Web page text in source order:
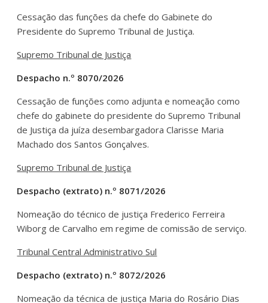
Cessação das funções da chefe do Gabinete do
Presidente do Supremo Tribunal de Justiça.
Supremo Tribunal de Justiça
Despacho n.º 8070/2026
Cessação de funções como adjunta e nomeação como
chefe do gabinete do presidente do Supremo Tribunal
de Justiça da juíza desembargadora Clarisse Maria
Machado dos Santos Gonçalves.
Supremo Tribunal de Justiça
Despacho (extrato) n.º 8071/2026
Nomeação do técnico de justiça Frederico Ferreira
Wiborg de Carvalho em regime de comissão de serviço.
Tribunal Central Administrativo Sul
Despacho (extrato) n.º 8072/2026
Nomeação da técnica de justiça Maria do Rosário Dias